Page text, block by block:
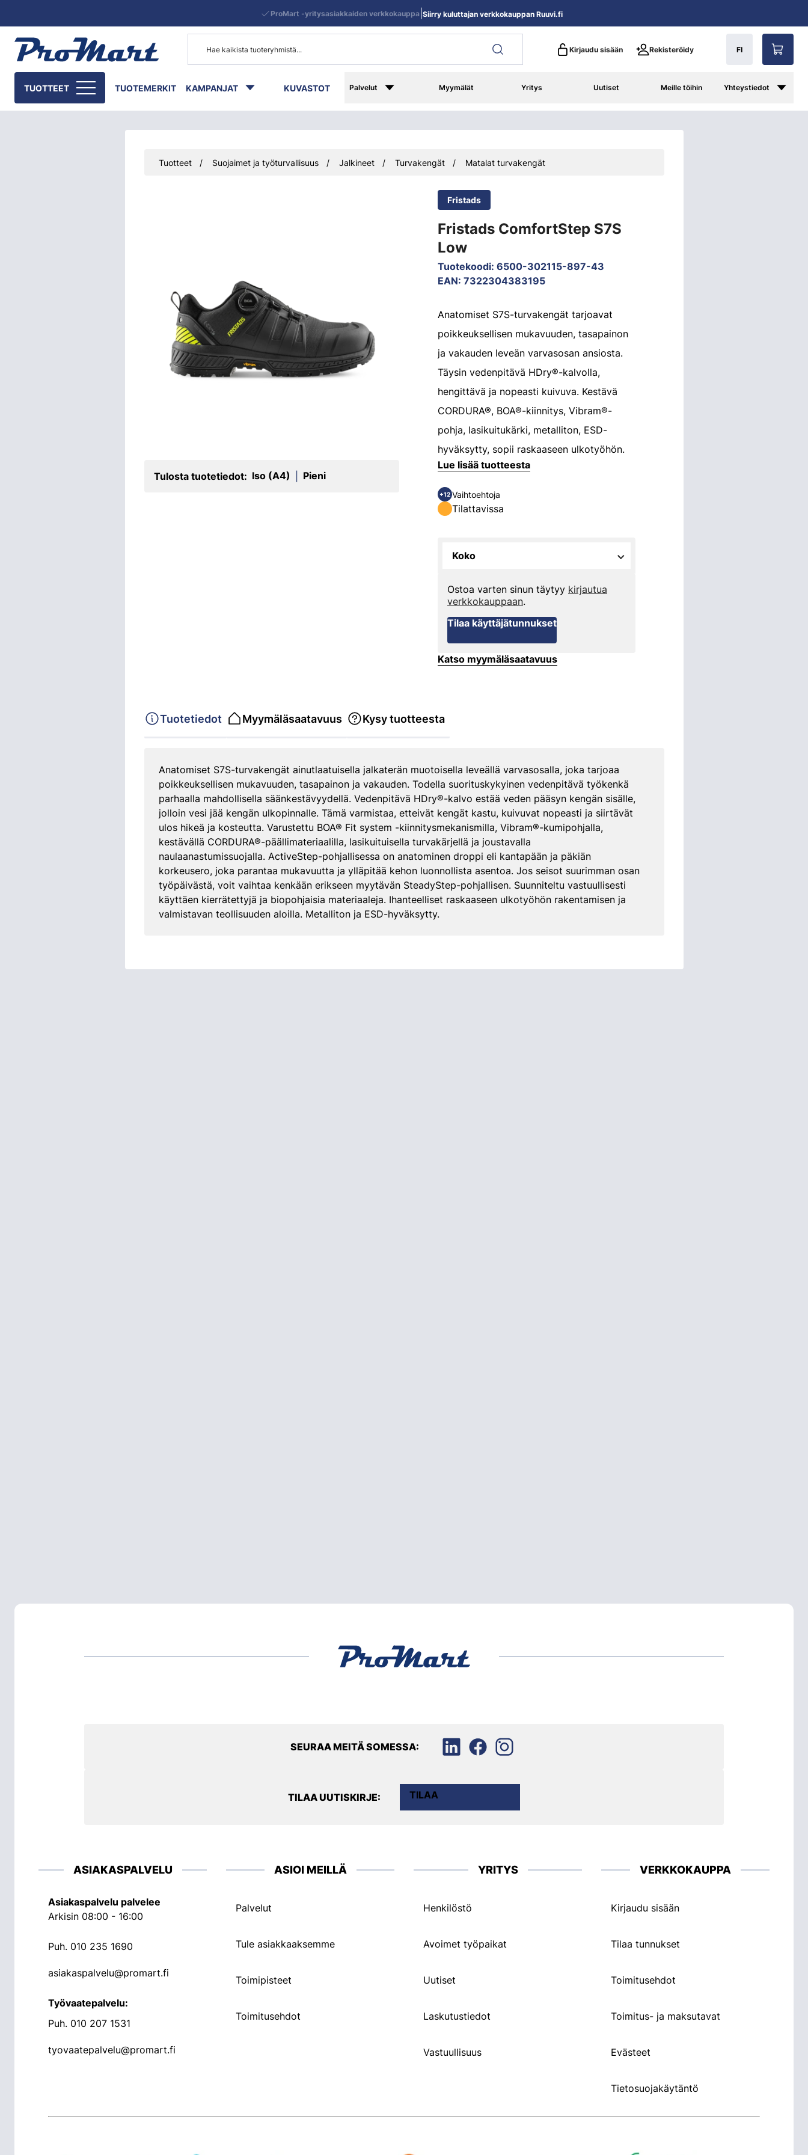
Kirjaudu sisään Rekisteröidy FI
TUOTTEET TUOTEMERKIT KAMPANJAT KUVASTOT Palvelut Myymälät Yritys Uutiset Meille töihin Yhteystiedot
ProMart -yritysasiakkaiden verkkokauppa| Siirry kuluttajan verkkokauppan Ruuvi.fi
Tuotteet Suojaimet ja työturvallisuus Jalkineet Turvakengät Matalat turvakengät
Fristads
Fristads ComfortStep S7S
Low
Tuotekoodi: 6500-302115-897-43
EAN: 7322304383195
Tulosta tuotetiedot: Iso (A4) Pieni
Anatomiset S7S-turvakengät tarjoavat
poikkeuksellisen mukavuuden, tasapainon
ja vakauden leveän varvasosan ansiosta.
Täysin vedenpitävä HDry®-kalvolla,
hengittävä ja nopeasti kuivuva. Kestävä
CORDURA®, BOA®-kiinnitys, Vibram®-
pohja, lasikuitukärki, metalliton, ESD-
hyväksytty, sopii raskaaseen ulkotyöhön.
Lue lisää tuotteesta
+12 Vaihtoehtoja
Tilattavissa
Koko
Ostoa varten sinun täytyy kirjautua
verkkokauppaan.
Tilaa käyttäjätunnukset
Katso myymäläsaatavuus
Tuotetiedot Myymäläsaatavuus Kysy tuotteesta
Anatomiset S7S-turvakengät ainutlaatuisella jalkaterän muotoisella leveällä varvasosalla, joka tarjoaa
poikkeuksellisen mukavuuden, tasapainon ja vakauden. Todella suorituskykyinen vedenpitävä työkenkä
parhaalla mahdollisella säänkestävyydellä. Vedenpitävä HDry®-kalvo estää veden pääsyn kengän sisälle,
jolloin vesi jää kengän ulkopinnalle. Tämä varmistaa, etteivät kengät kastu, kuivuvat nopeasti ja siirtävät
ulos hikeä ja kosteutta. Varustettu BOA® Fit system -kiinnitysmekanismilla, Vibram®-kumipohjalla,
kestävällä CORDURA®-päällimateriaalilla, lasikuituisella turvakärjellä ja joustavalla
naulaanastumissuojalla. ActiveStep-pohjallisessa on anatominen droppi eli kantapään ja päkiän
korkeusero, joka parantaa mukavuutta ja ylläpitää kehon luonnollista asentoa. Jos seisot suurimman osan
työpäivästä, voit vaihtaa kenkään erikseen myytävän SteadyStep-pohjallisen. Suunniteltu vastuullisesti
käyttäen kierrätettyjä ja biopohjaisia materiaaleja. Ihanteelliset raskaaseen ulkotyöhön rakentamisen ja
valmistavan teollisuuden aloilla. Metalliton ja ESD-hyväksytty.
SEURAA MEITÄ SOMESSA:
TILAA UUTISKIRJE: TILAA
ASIAKASPALVELU
Asiakaspalvelu palvelee
Arkisin 08:00 - 16:00
Puh. 010 235 1690
asiakaspalvelu@promart.fi
Työvaatepalvelu:
Puh. 010 207 1531
tyovaatepalvelu@promart.fi
ASIOI MEILLÄ
Palvelut
Tule asiakkaaksemme
Toimipisteet
Toimitusehdot
YRITYS
Henkilöstö
Avoimet työpaikat
Uutiset
Laskutustiedot
Vastuullisuus
VERKKOKAUPPA
Kirjaudu sisään
Tilaa tunnukset
Toimitusehdot
Toimitus- ja maksutavat
Evästeet
Tietosuojakäytäntö